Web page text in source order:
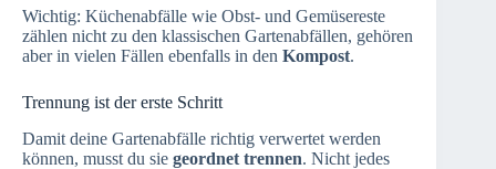
Wichtig: Küchenabfälle wie Obst- und Gemüsereste
zählen nicht zu den klassischen Gartenabfällen, gehören
aber in vielen Fällen ebenfalls in den Kompost.
Trennung ist der erste Schritt
Damit deine Gartenabfälle richtig verwertet werden
können, musst du sie geordnet trennen. Nicht jedes